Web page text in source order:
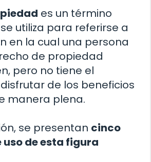
es un término
utiliza para referirse a
en la cual una persona
de propiedad
pero no tiene el
de los beneficios
manera plena.
se presentan cinco
uso de esta figura